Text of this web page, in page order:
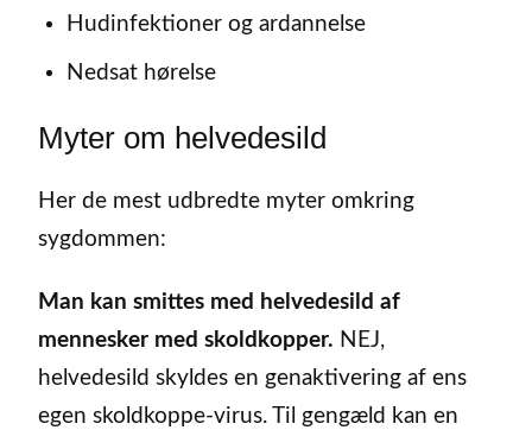
Hudinfektioner og ardannelse
Nedsat hørelse
Myter om helvedesild
Her de mest udbredte myter omkring
sygdommen:
Man kan smittes med helvedesild af
mennesker med skoldkopper. NEJ,
helvedesild skyldes en genaktivering af ens
egen skoldkoppe-virus. Til gengæld kan en